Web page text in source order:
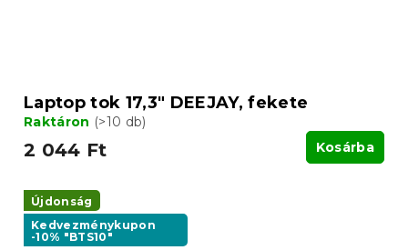
Laptop tok 17,3" DEEJAY, fekete
Raktáron (>10 db)
2 044 Ft Kosárba
Újdonság
Kedvezménykupon
-10% "BTS10"